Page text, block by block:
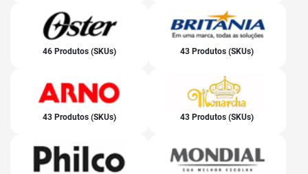
46 Produtos (SKUs) 43 Produtos (SKUs)
43 Produtos (SKUs) 43 Produtos (SKUs)